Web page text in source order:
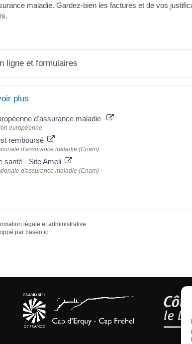
maladie. Gardez-bien les factures et de vos
ligne et formulaires
plus
d'assurance maladie
européenne
remboursé
d'assurance maladie (Cnam)
santé - Site Ameli
d'assurance maladie (Cnam)
légale et administrative
par baseo.io